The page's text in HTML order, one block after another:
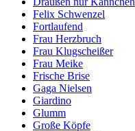
Felix Schwenzel
Fortlaufend
Frau Herzbruch
Frau Klugscheißer
Frau Meike
Frische Brise
Gaga Nielsen
Giardino
Glumm
Große Köpfe